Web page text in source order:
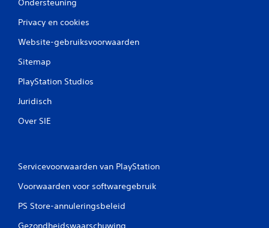
Ondersteuning
Privacy en cookies
Website-gebruiksvoorwaarden
Sitemap
PlayStation Studios
Juridisch
Over SIE
Servicevoorwaarden van PlayStation
Voorwaarden voor softwaregebruik
PS Store-annuleringsbeleid
Gezondheidswaarschuwing